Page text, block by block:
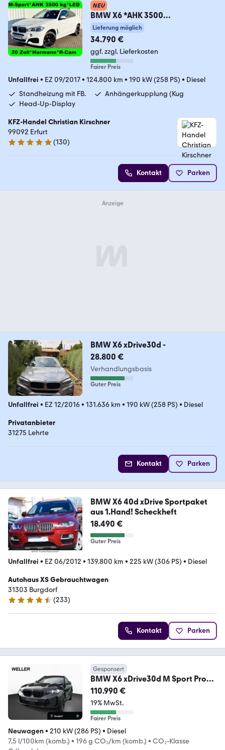
NEU
BMW X6 *AHK 3500
kg*Standheiz*Sitzbelüft.*M-
Sport*H
Lieferung möglich
34.790 €
ggf. zzgl. Lieferkosten
Fairer Preis
Unfallfrei • EZ 09/2017• 124.800 km • 190 kW (258 PS) • Diesel
Standheizung mit FB.
Anhängerkupplung (Kug
Head-Up-Display
KFZ-Handel Christian Kirschner
99092 Erfurt
5 Sterne
(130)
Kontakt Parken
BMW X6 xDrive30d -
28.800 €
Verhandlungsbasis
Guter Preis
Unfallfrei • EZ 12/2016• 131.636 km • 190 kW (258 PS) • Diesel
Privatanbieter
31275 Lehrte
Kontakt Parken
BMW X6 40d xDrive Sportpaket
aus 1.Hand! Scheckheft
18.490 €
Guter Preis
Unfallfrei • EZ 06/2012 • 139.800 km • 225 kW (306 PS) • Diesel
Autohaus XS Gebrauchtwagen
31303 Burgdorf
4.6 Sterne
(233)
Kontakt Parken
Gesponsert
BMW X6 xDrive30d M Sport Pro
B&W AHK HUD StHz Navi
110.990 €
19% MwSt.
Fairer Preis
Neuwagen• 210 kW (286 PS) • Diesel
7,5 l/100km (komb.) • 196 g CO₂/km (komb.) • CO₂-Klasse